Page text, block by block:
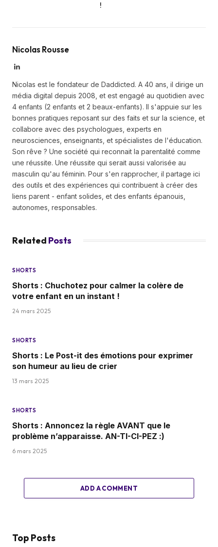
!
Nicolas Rousse
LinkedIn
Nicolas est le fondateur de Daddicted. A 40 ans, il dirige un
média digital depuis 2008, et est engagé au quotidien avec
4 enfants (2 enfants et 2 beaux-enfants). Il s'appuie sur les
bonnes pratiques reposant sur des faits et sur la science, et
collabore avec des psychologues, experts en
neurosciences, enseignants, et spécialistes de l'éducation.
Son rêve ? Une société qui reconnait la parentalité comme
une réussite. Une réussite qui serait aussi valorisée au
masculin qu'au féminin. Pour s'en rapprocher, il partage ici
des outils et des expériences qui contribuent à créer des
liens parent - enfant solides, et des enfants épanouis,
autonomes, responsables.
Related Posts
SHORTS
Shorts : Chuchotez pour calmer la colère de
votre enfant en un instant !
24 mars 2025
SHORTS
Shorts : Le Post-it des émotions pour exprimer
son humeur au lieu de crier
13 mars 2025
SHORTS
Shorts : Annoncez la règle AVANT que le
problème n’apparaisse. AN-TI-CI-PEZ :)
6 mars 2025
ADD A COMMENT
Top Posts